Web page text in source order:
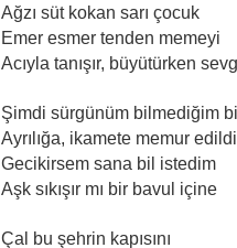
Ağzı süt kokan sarı çocuk
Emer esmer tenden memeyi
Acıyla tanışır, büyütürken
Şimdi sürgünüm bilmediğim
Ayrılığa, ikamete memur
Gecikirsem sana bil istedim
Aşk sıkışır mı bir bavul içine
Çal bu şehrin kapısını